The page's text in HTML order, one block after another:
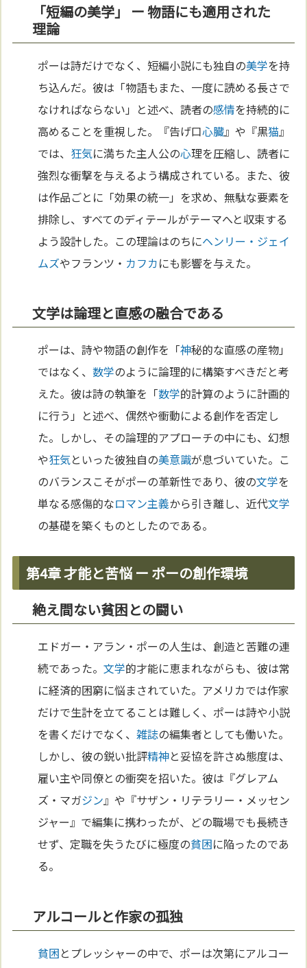
「短編の美学」 ー 物語にも適用された
理論
ポーは詩だけでなく、短編小説にも独自の美学を持
ち込んだ。彼は「物語もまた、一度に読める長さで
なければならない」と述べ、読者の感情を持続的に
高めることを重視した。『告げ口心臓』や『黒猫』
では、 狂気に満ちた主人公の心理を圧縮し、読者に
強烈な衝撃を与えるよう構成されている。また、彼
は作品ごとに「効果の統一」を求め、無駄な要素を
排除し、すべてのディテールがテーマへと収束する
よう設計した。この理論はのちにヘンリー・ジェイ
ムズやフランツ・ カフカにも影響を与えた。
文学は論理と直感の融合である
ポーは、詩や物語の創作を「神秘的な直感の産物」
ではなく、数学のように論理的に構築すべきだと考
えた。彼は詩の執筆を「数学的計算のように計画的
に行う」と述べ、偶然や衝動による創作を否定し
た。しかし、その論理的アプローチの中にも、幻想
や狂気といった彼独自の美意識が息づいていた。こ
のバランスこそがポーの革新性であり、彼の文学を
単なる感傷的なロマン主義から引き離し、近代文学
の基礎を築くものとしたのである。
第4章 才能と苦悩 ー ポーの創作環境
絶え間ない貧困との闘い
エドガー・アラン・ポーの人生は、創造と苦難の連
続であった。文学的才能に恵まれながらも、彼は常
に経済的困窮に悩まされていた。アメリカでは作家
だけで生計を立てることは難しく、ポーは詩や小説
を書くだけでなく、雑誌の編集者としても働いた。
しかし、彼の鋭い批評精神と妥協を許さぬ態度は、
雇い主や同僚との衝突を招いた。彼は『グレアム
ズ・マガジン』や『サザン・リテラリー・メッセン
ジャー』で編集に携わったが、どの職場でも長続き
せず、定職を失うたびに極度の貧困に陥ったのであ
る。
アルコールと作家の孤独
貧困とプレッシャーの中で、ポーは次第にアルコー